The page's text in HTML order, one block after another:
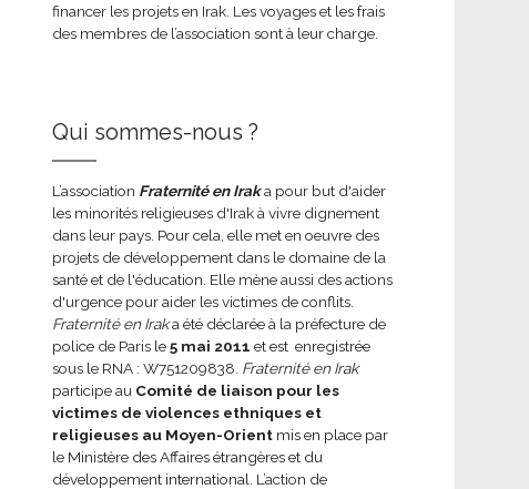
financer les projets en Irak. Les voyages et les frais
des membres de l’association sont à leur charge.
Qui sommes-nous ?
L’association Fraternité en Iraka pour but d'aider
les minorités religieuses d'Irak à vivre dignement
dans leur pays. Pour cela, elle met en oeuvre des
projets de développement dans le domaine de la
santé et de l'éducation. Elle mène aussi des actions
d'urgence pour aider les victimes de conflits.
Fraternité en Iraka été déclarée à la préfecture de
police de Paris le5 mai 2011 et est enregistrée
sous le RNA : W751209838. Fraternité en Irak
participe au Comité de liaison pour les
victimes de violences ethniques et
religieuses au Moyen-Orientmis en place par
le Ministère des Affaires étrangères et du
développement international. L’action de